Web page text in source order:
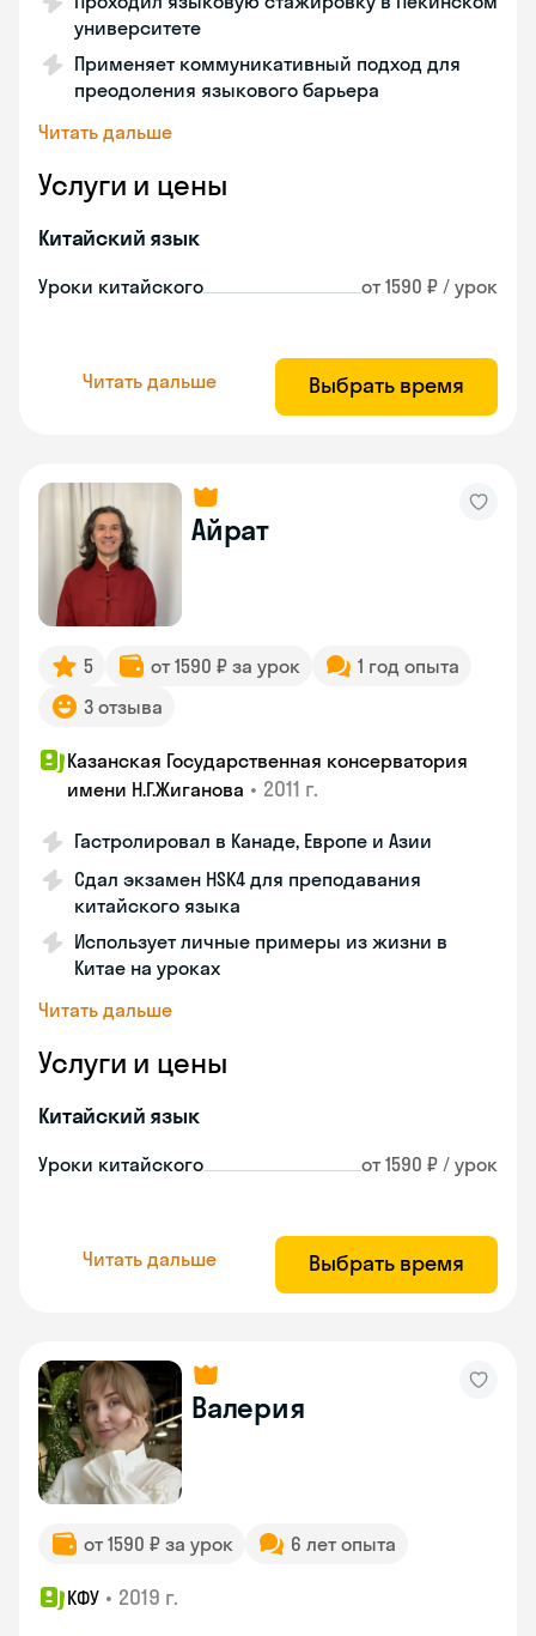
университете
Применяет коммуникативный подход для
преодоления языкового барьера
Читать дальше
Услуги и цены
Китайский язык
Уроки китайского от 1590 ₽ / урок
Читать дальше Выбрать время
Айрат
5 от 1590 ₽ за урок
1 год опыта
3 отзыва
Казанская Государственная консерватория
имени Н.Г.Жиганова • 2011 г.
Гастролировал в Канаде, Европе и Азии
Сдал экзамен HSK4 для преподавания
китайского языка
Использует личные примеры из жизни в
Китае на уроках
Читать дальше
Услуги и цены
Китайский язык
Уроки китайского от 1590 ₽ / урок
Читать дальше Выбрать время
Валерия
от 1590 ₽ за урок 6 лет опыта
КФУ • 2019 г.